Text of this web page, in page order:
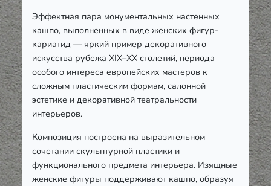
Эффектная пара монументальных настенных
кашпо, выполненных в виде женских фигур-
кариатид — яркий пример декоративного
искусства рубежа XIX–XX столетий, периода
особого интереса европейских мастеров к
сложным пластическим формам, салонной
эстетике и декоративной театральности
интерьеров.
Композиция построена на выразительном
сочетании скульптурной пластики и
функционального предмета интерьера. Изящные
женские фигуры поддерживают кашпо, образуя